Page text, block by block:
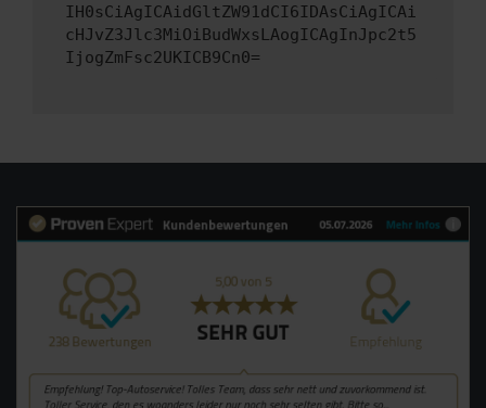
IH0sCiAgICAidGltZW91dCI6IDAsCiAgICAi
cHJvZ3Jlc3MiOiBudWxsLAogICAgInJpc2t5
IjogZmFsc2UKICB9Cn0=